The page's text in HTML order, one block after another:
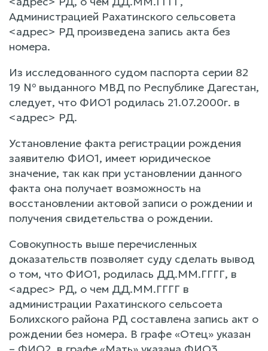
Администрацией Рахатинского сельсовета
<адрес> РД произведена запись акта без
номера.
Из исследованного судом паспорта серии 82
19 № выданного МВД по Республике Дагестан,
следует, что ФИО1 родилась 21.07.2000г. в
<адрес> РД.
Установление факта регистрации рождения
заявителю ФИО1, имеет юридическое
значение, так как при установлении данного
факта она получает возможность на
восстановлении актовой записи о рождении и
получения свидетельства о рождении.
Совокупность выше перечисленных
доказательств позволяет суду сделать вывод
о том, что ФИО1, родилась ДД.ММ.ГГГГ, в
<адрес> РД, о чем ДД.ММ.ГГГГ в
администрации Рахатинского сельсоета
Болихского района РД составлена запись акт о
рождении без номера. В графе «Отец» указан